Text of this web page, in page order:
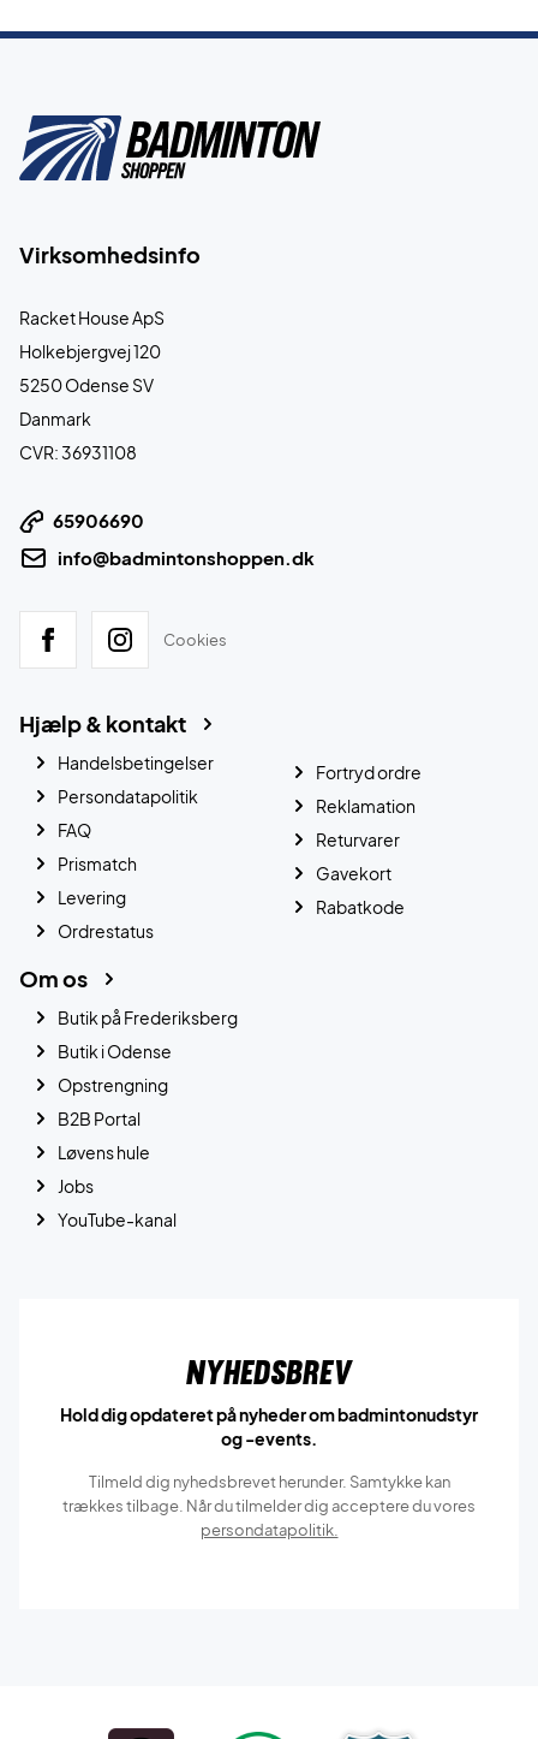
Virksomhedsinfo
Racket House ApS
Holkebjergvej 120
5250 Odense SV
Danmark
CVR: 36931108
65906690
info@badmintonshoppen.dk
Cookies
Hjælp & kontakt
Handelsbetingelser
Persondatapolitik
FAQ
Prismatch
Levering
Ordrestatus
Fortryd ordre
Reklamation
Returvarer
Gavekort
Rabatkode
Om os
Butik på Frederiksberg
Butik i Odense
Opstrengning
B2B Portal
Løvens hule
Jobs
YouTube-kanal
Nyhedsbrev
Hold dig opdateret på nyheder om badmintonudstyr
og -events.
Tilmeld dig nyhedsbrevet herunder. Samtykke kan
trækkes tilbage. Når du tilmelder dig acceptere du vores
persondatapolitik.